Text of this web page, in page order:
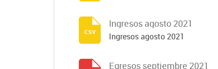
Ingresos agosto 2021
Ingresos agosto 2021
csv
Egresos septiembre 2021